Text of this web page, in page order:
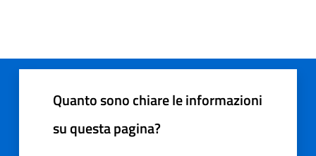
Quanto sono chiare le informazioni
su questa pagina?